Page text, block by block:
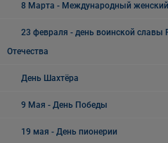
8 Марта - Международный
23 февраля - день воинской славы
Отечества
День Шахтёра
9 Мая - День Победы
19 мая - День пионерии